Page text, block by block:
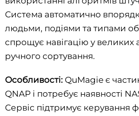
Система автоматично
людьми, подіями та типами
спрощує навігацію у великих
ручного сортування.
Особливості: QuMagie є
QNAP і потребує наявності
Сервіс підтримує керування